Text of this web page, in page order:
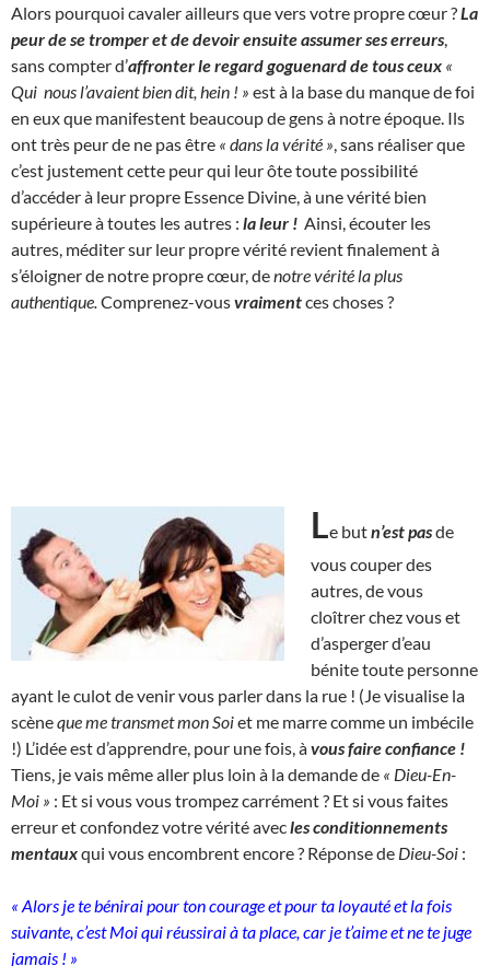
Alors pourquoi cavaler ailleurs que vers votre propre cœur ?La
peur de se tromper et de devoir ensuite assumer ses erreurs
sans compter d’affronter le regard goguenard de tous ceux «
Qui nous l’avaient bien dit, hein ! » est à la base du manque de foi
en eux que manifestent beaucoup de gens à notre époque. Ils
ont très peur de ne pas être « dans la vérité » , sans réaliser que
c’est justement cette peur qui leur ôte toute possibilité
d’accéder à leur propre Essence Divine, à une vérité bien
supérieure à toutes les autres : la leur ! Ainsi, écouter les
autres, méditer sur leur propre vérité revient finalement à
s’éloigner de notre propre cœur, denotre vérité la plus
authentique. Comprenez-vousvraimentces choses ?
Le butn’est pasde
vous couper des
autres, de vous
cloîtrer chez vous et
d’asperger d’eau
bénite toute personne
ayant le culot de venir vous parler dans la rue ! (Je visualise la
scèneque me transmet mon Soiet me marre comme un imbécile
!) L’idée est d’apprendre, pour une fois, àvous faire confiance !
Tiens, je vais même aller plus loin à la demande de « Dieu-En-
Moi » : Et si vous vous trompez carrément ? Et si vous faites
erreur et confondez votre vérité avecles conditionnements
mentauxqui vous encombrent encore ? Réponse de Dieu-Soi :
« Alors je te bénirai pour ton courage et pour ta loyauté et la fois
suivante, c’est Moi qui réussirai à ta place, car je t’aime et ne te juge
jamais ! »